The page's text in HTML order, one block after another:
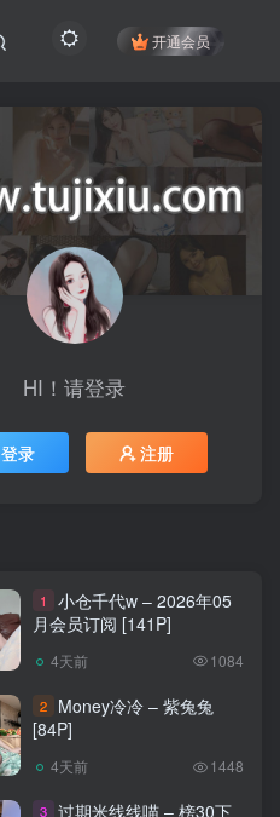
开通会员
HI！请登录
登录 注册
1
小仓千代w – 2026年05
月会员订阅 [141P]
4天前 1084
2
Money冷冷 – 紫兔兔
[84P]
4天前 1448
3 过期米线线喵 – 榜30下